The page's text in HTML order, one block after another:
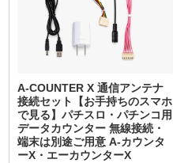
A-COUNTER X 通信アンテナ
接続セット【お手持ちのスマホ
で見る】パチスロ・パチンコ用
データカウンター 無線接続・
端末は別途ご用意 A-カウンタ
ーX・エーカウンターX